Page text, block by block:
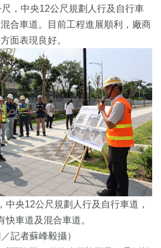
，中央12公尺規劃人行及自行車
合車道。目前工程進展順利，廠商
面表現良好。
中央12公尺規劃人行及自行車道，
快車道及混合車道。
／記者蘇峰毅攝）